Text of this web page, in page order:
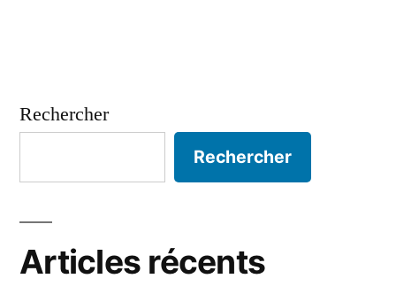
Rechercher
Rechercher
Articles récents